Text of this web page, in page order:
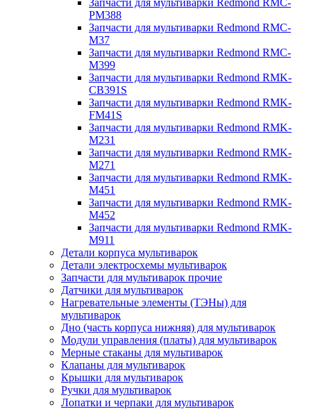
Запчасти для мультиварки Redmond RMC-
PM388
Запчасти для мультиварки Redmond RMC-
M37
Запчасти для мультиварки Redmond RMC-
M399
Запчасти для мультиварки Redmond RMK-
CB391S
Запчасти для мультиварки Redmond RMK-
FM41S
Запчасти для мультиварки Redmond RMK-
M231
Запчасти для мультиварки Redmond RMK-
M271
Запчасти для мультиварки Redmond RMK-
M451
Запчасти для мультиварки Redmond RMK-
M452
Запчасти для мультиварки Redmond RMK-
M911
Детали корпуса мультиварок
Детали электросхемы мультиварок
Запчасти для мультиварок прочие
Датчики для мультиварок
Нагревательные элементы (ТЭНы) для
мультиварок
Дно (часть корпуса нижняя) для мультиварок
Модули управления (платы) для мультиварок
Мерные стаканы для мультиварок
Клапаны для мультиварок
Крышки для мультиварок
Ручки для мультиварок
Лопатки и черпаки для мультиварок